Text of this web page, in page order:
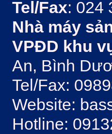
Tel/Fax: 024
Nhà máy
VPĐD khu
An, Bình
Tel/Fax:
Website:
Hotline: